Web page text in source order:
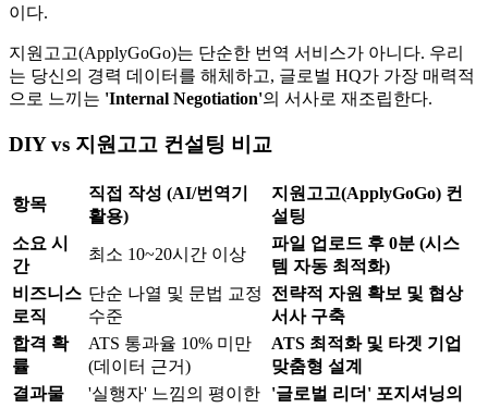
이다.
지원고고(ApplyGoGo)는 단순한 번역 서비스가 아니다. 우리
는 당신의 경력 데이터를 해체하고, 글로벌 HQ가 가장 매력적
으로 느끼는 'Internal Negotiation'​의 서사로 재조립한다.
DIY vs 지원고고 컨설팅 비교
항목
직접 작성 (AI/번역기
활용)
지원고고(ApplyGoGo) 컨
설팅
소요 시
간
최소 10~20시간 이상
파일 업로드 후 0분 (시스
템 자동 최적화)
비즈니스
로직
단순 나열 및 문법 교정
수준
전략적 자원 확보 및 협상
서사 구축
합격 확
률
ATS 통과율 10% 미만
(데이터 근거)
ATS 최적화 및 타겟 기업
맞춤형 설계
결과물
'실행자' 느낌의 평이한
'글로벌 리더' 포지셔닝의